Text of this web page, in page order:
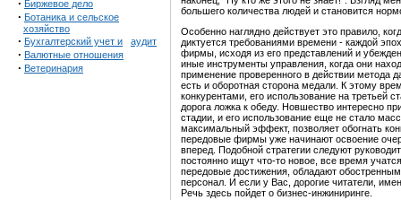
· Биржевое дело
· Ботаника и сельское
хозяйство
· Бухгалтерский учет и аудит
· Валютные отношения
· Ветеринария
большего количества людей и становится
Особенно наглядно действует это правило,
диктуется требованиями времени - каждой
фирмы, исходя из его представлений и
иные инструменты управления, когда они
применение проверенного в действии метода
есть и оборотная сторона медали. К этому
конкурентами, его использование на третьей
дорога ложка к обеду. Новшество интересно
стадии, и его использование еще не стало
максимальный эффект, позволяет обогнать
передовые фирмы уже начинают освоение
вперед. Подобной стратегии следуют
постоянно ищут что-то новое, все время
передовые достижения, обладают
персонал. И если у Вас, дорогие читатели,
Речь здесь пойдет о бизнес-инжиниринге.